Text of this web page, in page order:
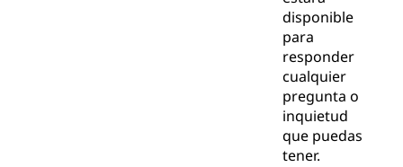
disponible
para
responder
cualquier
pregunta o
inquietud
que puedas
tener.